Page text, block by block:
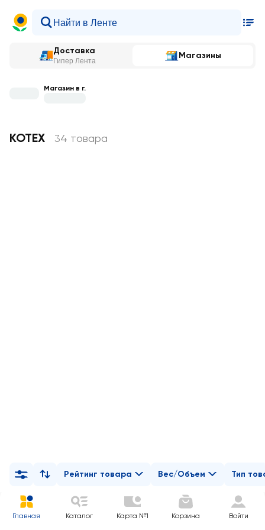
Доставка
Гипер Лента
Магазины
Магазин в г.
KOTEX 34 товара
Рейтинг товара Вес/Объем Тип
Главная Каталог Карта №1 Корзина Войти